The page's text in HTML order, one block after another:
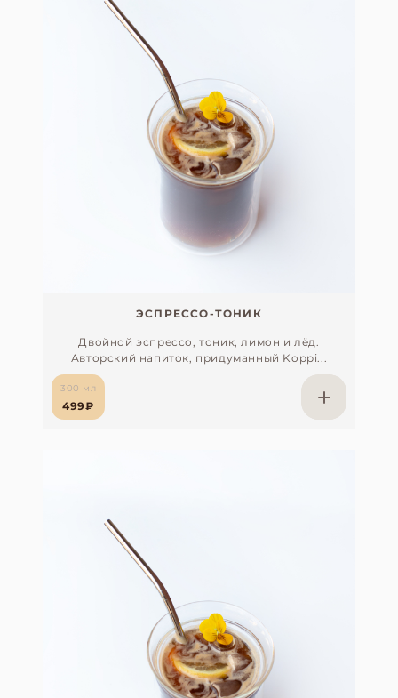
ЭСПРЕССО-ТОНИК
Двойной эспрессо, тоник, лимон и лёд.
Авторский напиток, придуманный Koppi...
300 мл
499₽